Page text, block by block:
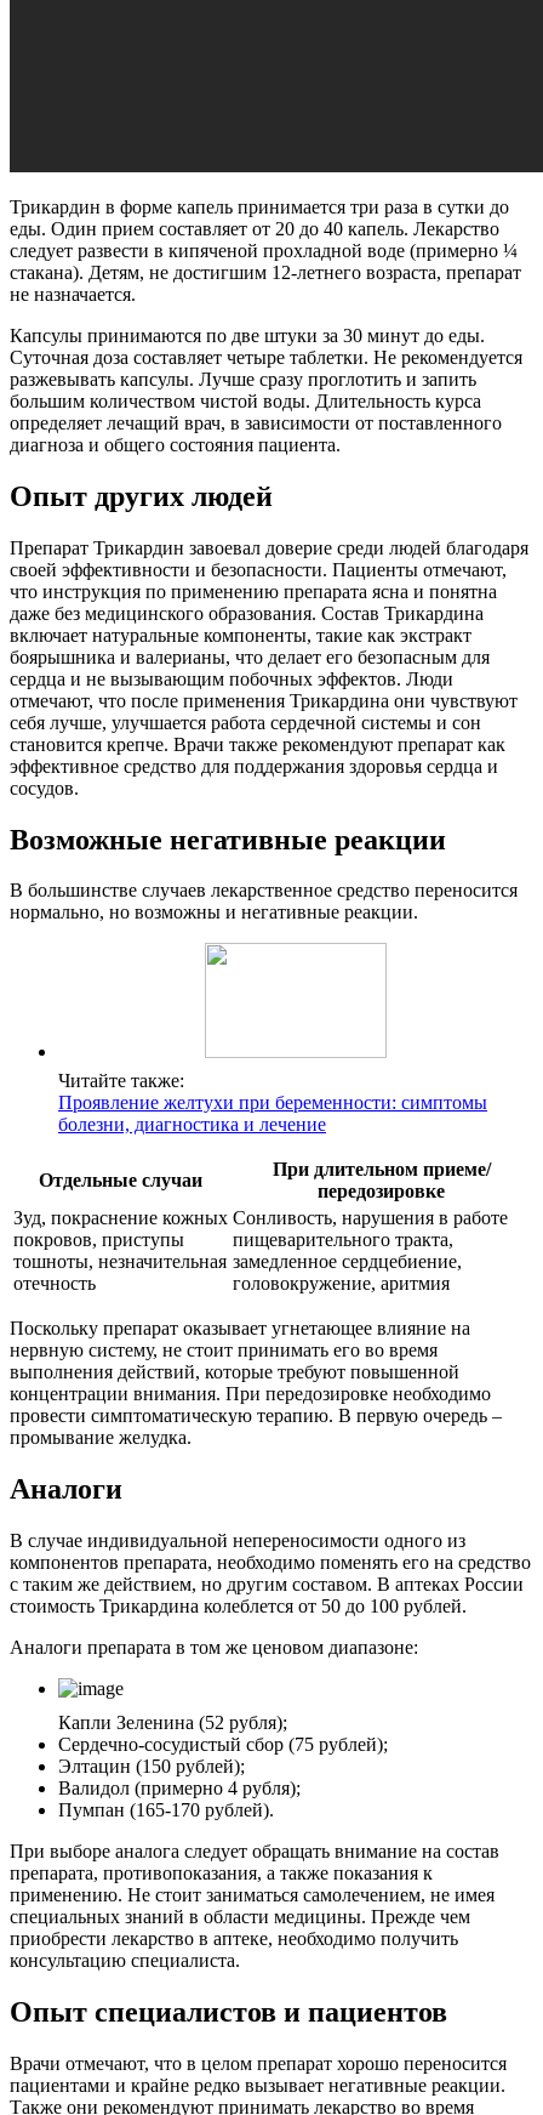
Трикардин в форме капель принимается три раза в сутки до
еды. Один прием составляет от 20 до 40 капель. Лекарство
следует развести в кипяченой прохладной воде (примерно ¼
стакана). Детям, не достигшим 12-летнего возраста, препарат
не назначается.
Капсулы принимаются по две штуки за 30 минут до еды.
Суточная доза составляет четыре таблетки. Не рекомендуется
разжевывать капсулы. Лучше сразу проглотить и запить
большим количеством чистой воды. Длительность курса
определяет лечащий врач, в зависимости от поставленного
диагноза и общего состояния пациента.
Опыт других людей
Препарат Трикардин завоевал доверие среди людей благодаря
своей эффективности и безопасности. Пациенты отмечают,
что инструкция по применению препарата ясна и понятна
даже без медицинского образования. Состав Трикардина
включает натуральные компоненты, такие как экстракт
боярышника и валерианы, что делает его безопасным для
сердца и не вызывающим побочных эффектов. Люди
отмечают, что после применения Трикардина они чувствуют
себя лучше, улучшается работа сердечной системы и сон
становится крепче. Врачи также рекомендуют препарат как
эффективное средство для поддержания здоровья сердца и
сосудов.
Возможные негативные реакции
В большинстве случаев лекарственное средство переносится
нормально, но возможны и негативные реакции.
Читайте также:
Проявление желтухи при беременности: симптомы
болезни, диагностика и лечение
Отдельные случаи
При длительном приеме/
передозировке
Зуд, покраснение кожных
покровов, приступы
тошноты, незначительная
отечность
Сонливость, нарушения в работе
пищеварительного тракта,
замедленное сердцебиение,
головокружение, аритмия
Поскольку препарат оказывает угнетающее влияние на
нервную систему, не стоит принимать его во время
выполнения действий, которые требуют повышенной
концентрации внимания. При передозировке необходимо
провести симптоматическую терапию. В первую очередь –
промывание желудка.
Аналоги
В случае индивидуальной непереносимости одного из
компонентов препарата, необходимо поменять его на средство
с таким же действием, но другим составом. В аптеках России
стоимость Трикардина колеблется от 50 до 100 рублей.
Аналоги препарата в том же ценовом диапазоне:
Капли Зеленина (52 рубля);
Сердечно-сосудистый сбор (75 рублей);
Элтацин (150 рублей);
Валидол (примерно 4 рубля);
Пумпан (165-170 рублей).
При выборе аналога следует обращать внимание на состав
препарата, противопоказания, а также показания к
применению. Не стоит заниматься самолечением, не имея
специальных знаний в области медицины. Прежде чем
приобрести лекарство в аптеке, необходимо получить
консультацию специалиста.
Опыт специалистов и пациентов
Врачи отмечают, что в целом препарат хорошо переносится
пациентами и крайне редко вызывает негативные реакции.
Также они рекомендуют принимать лекарство во время